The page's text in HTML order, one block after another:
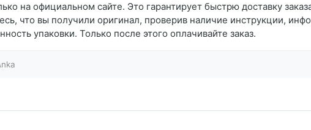
на официальном сайте. Это гарантирует быстрю доставку
что вы получили оригинал, проверив наличие инструкции,
упаковки. Только после этого оплачивайте заказ.